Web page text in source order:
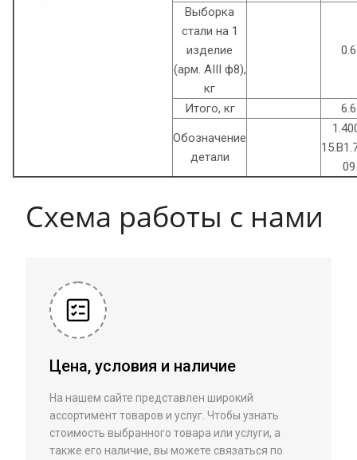
Выборка
стали на 1
изделие
(арм. AIII ф8),
кг
0.6
Итого, кг 6.6
Обозначение
детали
09
Схема работы с нами
Цена, условия и наличие
На нашем сайте представлен широкий
ассортимент товаров и услуг. Чтобы узнать
стоимость выбранного товара или услуги, а
также его наличие, вы можете связаться по